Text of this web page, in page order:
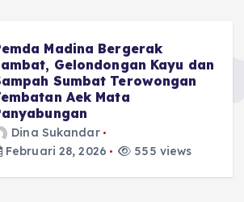
Madina Bergerak
Gelondongan Kayu dan
Sumbat Terowongan
Aek Mata
Sukandar
28, 2026
555 views